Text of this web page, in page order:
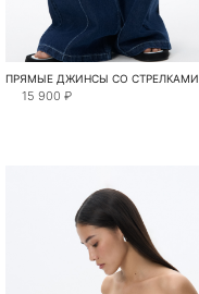
ПРЯМЫЕ ДЖИНСЫ СО СТРЕЛКАМИ
15 900 ₽